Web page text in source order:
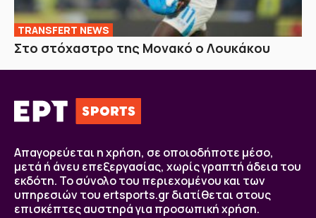
TRANSFERT NEWS
Στο στόχαστρο της Μονακό ο Λουκάκου
Απαγορεύεται η χρήση, σε οποιοδήποτε μέσο,
μετά ή άνευ επεξεργασίας, χωρίς γραπτή άδεια του
εκδότη. Το σύνολο του περιεχομένου και των
υπηρεσιών του ertsports.gr διατίθεται στους
επισκέπτες αυστηρά για προσωπική χρήση.